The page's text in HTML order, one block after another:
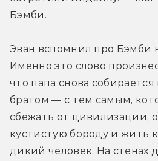
Бэмби.
Эван вспомнил про Бэмби
Именно это слово
что папа снова собирается
братом — с тем самым,
сбежать от цивилизации,
кустистую бороду и жить
дикий человек. На